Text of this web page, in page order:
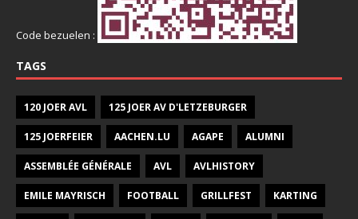
Code bezuelen :
TAGS
120 JOER AVL 125 JOER AV D'LETZEBURGER
125 JOERFEIER AACHEN.LU AGAPE ALUMNI
ASSEMBLÉE GÉNÉRALE AVL AVLHISTORY
EMILE MAYRISCH FOOTBALL GRILLFEST KARTING